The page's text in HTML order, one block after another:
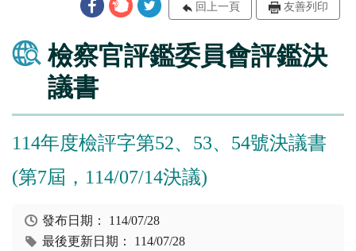
回上一頁 友善列印
檢察官評鑑委員會評鑑決
議書
114年度檢評字第52、53、54號決議書
(第7屆，114/07/14決議)
發布日期： 114/07/28
最後更新日期： 114/07/28